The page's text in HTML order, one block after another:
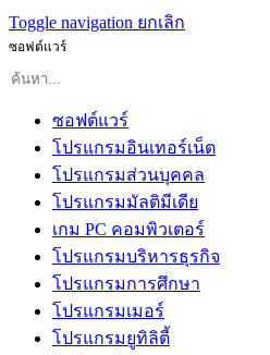
Toggle navigation ยกเลิก
ซอฟต์แวร์
ซอฟต์แวร์
โปรแกรมอินเทอร์เน็ต
โปรแกรมส่วนบุคคล
โปรแกรมมัลติมีเดีย
เกม PC คอมพิวเตอร์
โปรแกรมบริหารธุรกิจ
โปรแกรมการศึกษา
โปรแกรมเมอร์
โปรแกรมยูทิลิตี้